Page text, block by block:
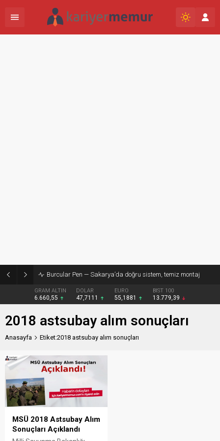
Burcular Pen — Sakarya’da doğru sistem, temiz montaj
GRAM ALTIN
6.660,55
DOLAR
47,7111
EURO
55,1881
BIST 100
13.779,39
2018 astsubay alım sonuçları
Anasayfa Etiket:2018 astsubay alım sonuçları
MSÜ 2018 Astsubay Alım
Sonuçları Açıklandı